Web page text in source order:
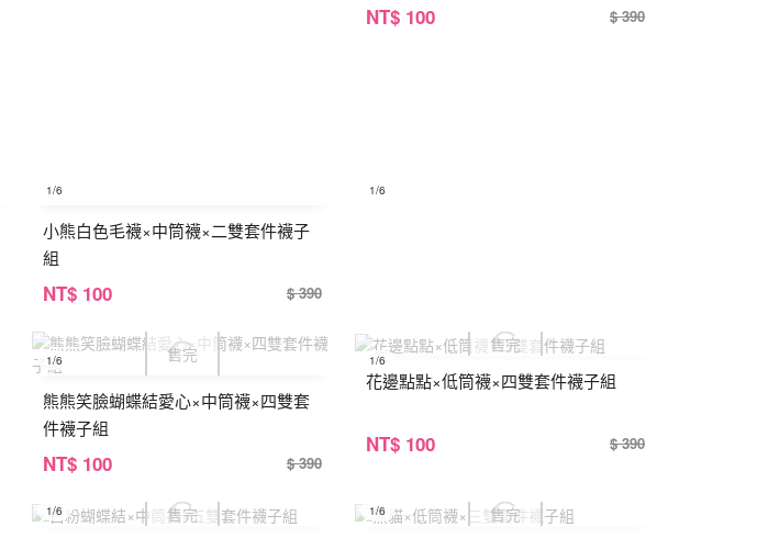
1/6
小熊白色毛襪×中筒襪×二雙套件襪子
組
NT$ 100 $ 390
1/6
NT$ 100 $ 390
1/6
熊熊笑臉蝴蝶結愛心×中筒襪×四雙套
件襪子組
NT$ 100 $ 390
1/6
花邊點點×低筒襪×四雙套件襪子組
NT$ 100 $ 390
1/6 1/6